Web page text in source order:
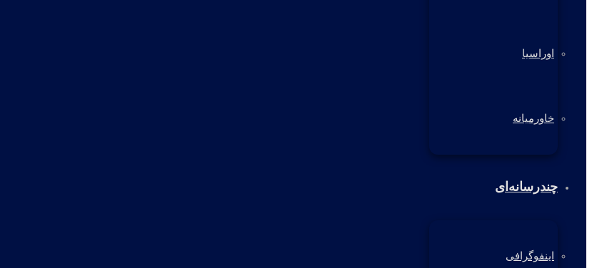
اوراسیا
خاورمیانه
چندرسانه‌ای
اینفوگرافی